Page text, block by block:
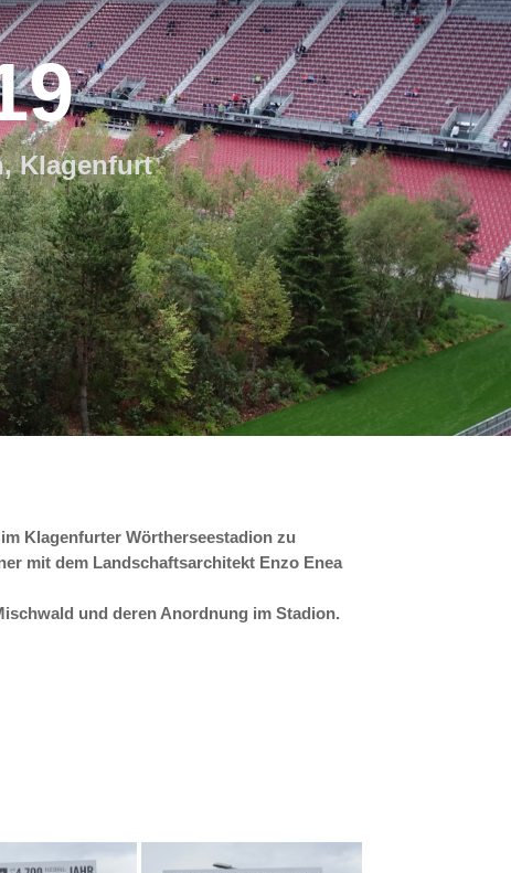
Klagenfurt
Klagenfurter Wörtherseestadion zu
mit dem Landschaftsarchitekt Enzo Enea
und deren Anordnung im Stadion.